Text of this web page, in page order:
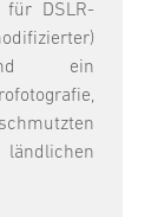
für DSLR-
sind ein